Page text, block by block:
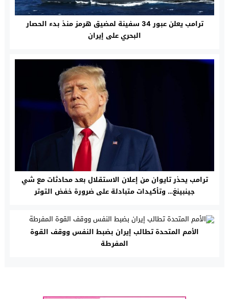
ترامب يعلن عبور 34 سفينة لمضيق هرمز منذ بدء الحصار
البحري على إيران
ترامب يحذر تايوان من إعلان الاستقلال بعد محادثات مع شي
جينبينغ… وتأكيدات متبادلة على ضرورة خفض التوتر
الأمم المتحدة تطالب إيران بضبط النفس ووقف القوة
المفرطة